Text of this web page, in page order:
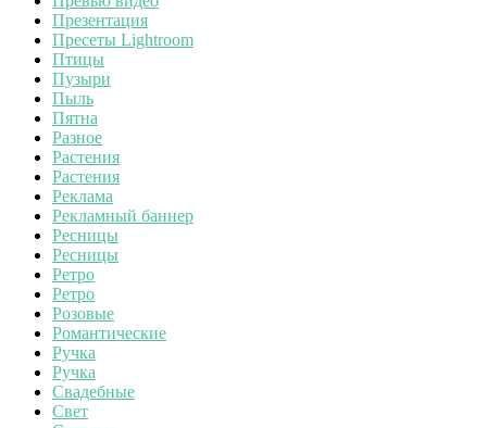
Презентация
Пресеты Lightroom
Птицы
Пузыри
Пыль
Пятна
Разное
Растения
Растения
Реклама
Рекламный баннер
Ресницы
Ресницы
Ретро
Ретро
Розовые
Романтические
Ручка
Ручка
Свадебные
Свет